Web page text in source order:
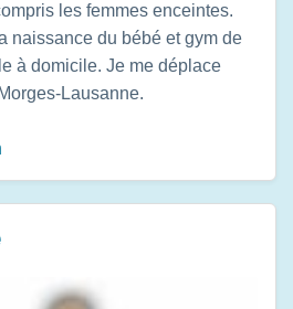
les femmes enceintes.
naissance du bébé et gym de
à domicile. Je me déplace
Lausanne.